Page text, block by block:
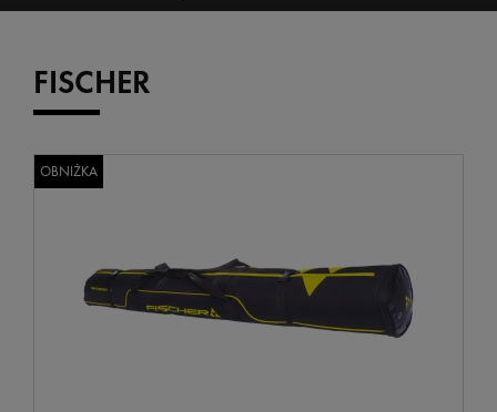
FISCHER
OBNIŻKA